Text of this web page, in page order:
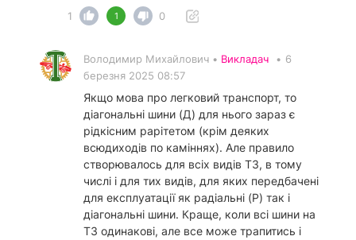
1
1 0
Володимир Михайлович • Викладач • 6
березня 2025 08:57
Якщо мова про легковий транспорт, то
діагональні шини (Д) для нього зараз є
рідкісним рарітетом (крім деяких
всюдиходів по каміннях). Але правило
створювалось для всіх видів ТЗ, в тому
числі і для тих видів, для яких передбачені
для експлуатації як радіальні (Р) так і
діагональні шини. Краще, коли всі шини на
ТЗ одинакові, але все може трапитись і